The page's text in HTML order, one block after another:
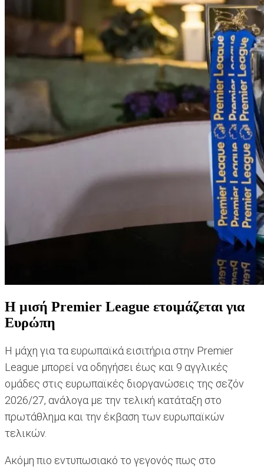
H μισή Premier League ετοιμάζεται για
Ευρώπη
Η μάχη για τα ευρωπαϊκά εισιτήρια στην Premier
League μπορεί να οδηγήσει έως και 9 αγγλικές
ομάδες στις ευρωπαϊκές διοργανώσεις της σεζόν
2026/27, ανάλογα με την τελική κατάταξη στο
πρωτάθλημα και την έκβαση των ευρωπαϊκών
τελικών.
Ακόμη πιο εντυπωσιακό το γεγονός πως στο